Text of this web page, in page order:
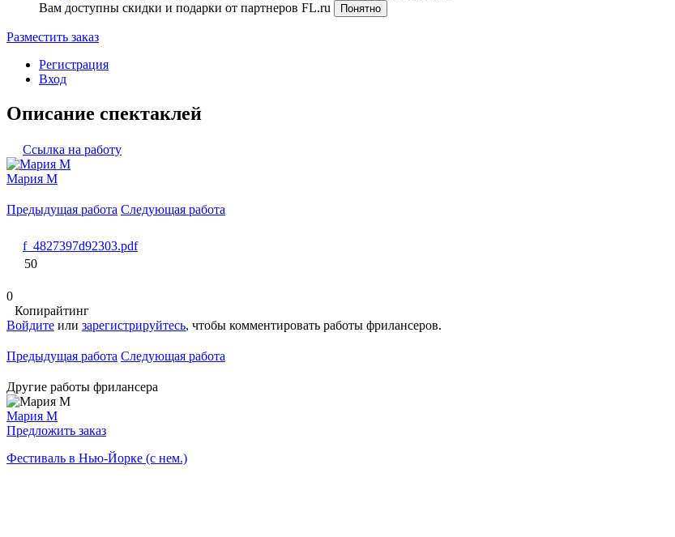
Вам доступны скидки и подарки от партнеров FL.ru
Понятно
Разместить заказ
Регистрация
Вход
Описание спектаклей
Ссылка на работу
Мария М
Предыдущая работа Следующая работа
f_4827397d92303.pdf
50
0
Копирайтинг
Войдите или зарегистрируйтесь, чтобы комментировать работы фрилансеров.
Предыдущая работа Следующая работа
Другие работы фрилансера
Мария М
Предложить заказ
Фестиваль в Нью-Йорке (с нем.)